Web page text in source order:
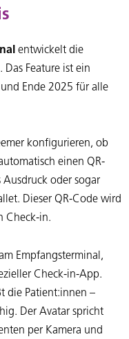
entwickelt die
Feature ist ein
Ende 2025 für alle
konfigurieren, ob
einen QR-
Ausdruck oder sogar
Dieser QR-Code wird
Check-in.
Empfangsterminal,
Check-in-App.
die Patient:innen –
Der Avatar spricht
per Kamera und